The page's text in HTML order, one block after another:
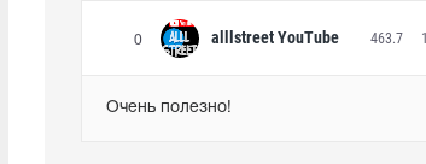
0 alllstreet YouTube 463.7
Очень полезно!